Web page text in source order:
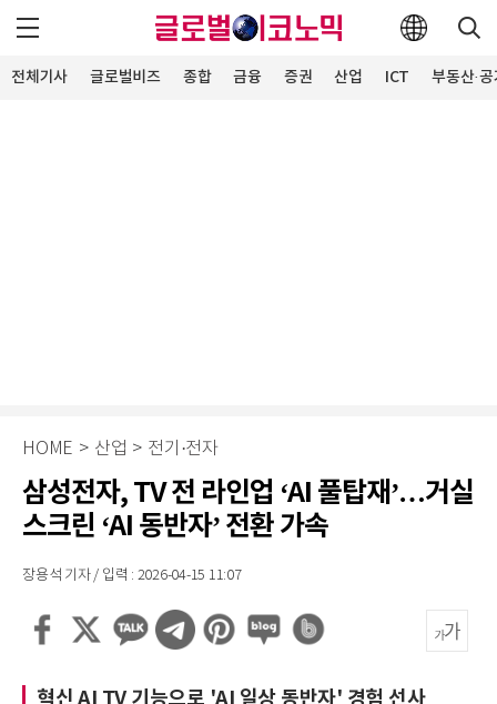
전체기사 글로벌비즈 종합 금융 증권 산업 ICT 부동산·
HOME > 산업 > 전기·전자
삼성전자, TV 전 라인업 ‘AI 풀탑재’…거실
스크린 ‘AI 동반자’ 전환 가속
장용석 기자 / 입력 : 2026-04-15 11:07
혁신 AI TV 기능으로 'AI 일상 동반자' 경험 선사